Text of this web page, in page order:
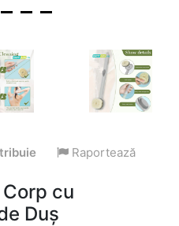
Raportează
cu
Duș